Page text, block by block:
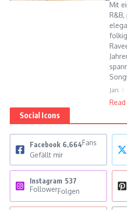
Mit
Jan
Social Icons
Facebook 6,664Fans
Gefällt mir
Instagram 537
FollowerFolgen